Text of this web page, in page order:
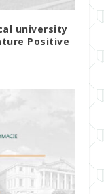
university
Positive